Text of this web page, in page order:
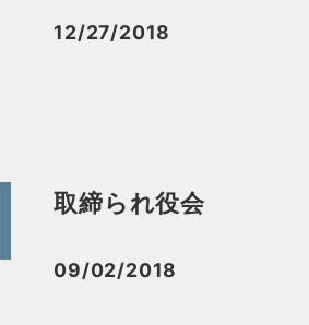
投稿日
12/27/2018
取締られ役会
投稿日
09/02/2018